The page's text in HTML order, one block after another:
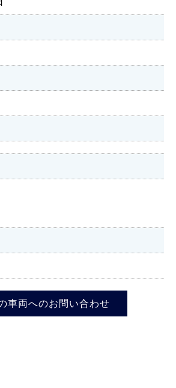
車両へのお問い合わせ